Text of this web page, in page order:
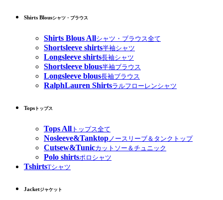
Shirts Blousシャツ・ブラウス
Shirts Blous Allシャツ・ブラウス全て
Shortsleeve shirts半袖シャツ
Longsleeve shirts長袖シャツ
Shortsleeve blous半袖ブラウス
Longsleeve blous長袖ブラウス
RalphLauren Shirtsラルフローレンシャツ
Tops トップス
Tops All トップス全て
Nosleeve&Tanktop ノースリーブ＆タンクトップ
Cutsew&Tunicカットソー＆チュニック
Polo shirtsポロシャツ
TshirtsTシャツ
Jacketジャケット